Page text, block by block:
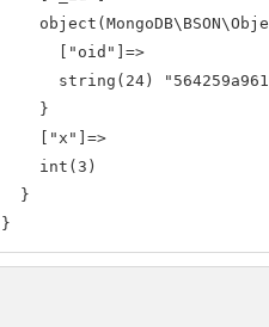
      ["oid"]=>
string(24)
    }
    ["x"]=>
    int(3)
  }
}